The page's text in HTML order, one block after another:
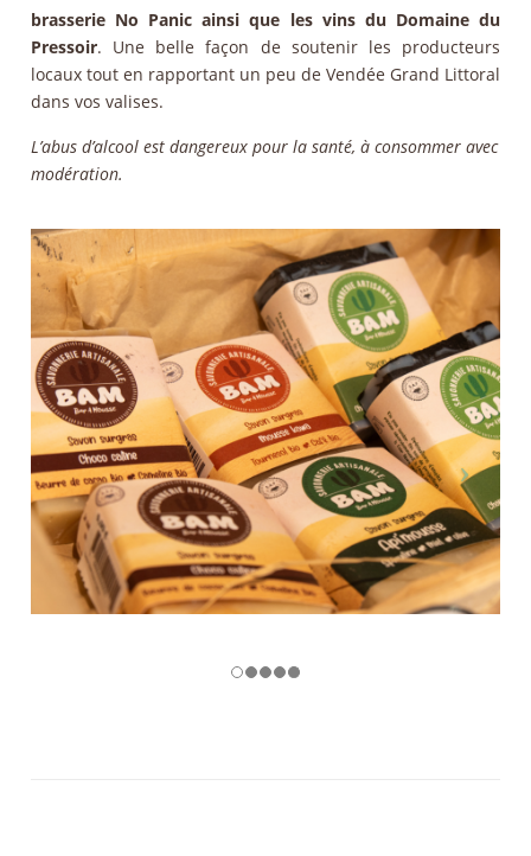
brasserie No Panic ainsi que les vins du Domaine du
Pressoir. Une belle façon de soutenir les producteurs
locaux tout en rapportant un peu de Vendée Grand Littoral
dans vos valises.
L’abus d’alcool est dangereux pour la santé, à consommer avec
modération.